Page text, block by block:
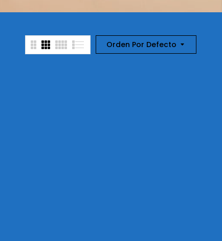
Orden Por Defecto